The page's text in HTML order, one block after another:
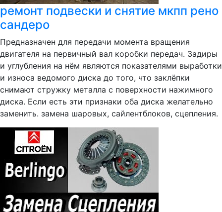
ремонт подвески и снятие мкпп рено
сандеро
Предназначен для передачи момента вращения
двигателя на первичный вал коробки передач. Задиры
и углубления на нём являются показателями выработки
и износа ведомого диска до того, что заклёпки
снимают стружку металла с поверхности нажимного
диска. Если есть эти признаки оба диска желательно
заменить. замена шаровых, сайлентблоков, сцепления.